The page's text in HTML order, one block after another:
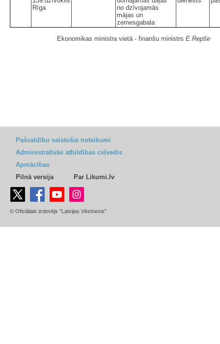
Rīga
no dzīvojamās
mājas un
zemesgabala
Ekonomikas ministra vietā - finanšu ministrs E.Repše
Pašvaldību saistošie noteikumi
Administratīvās atbildības ceļvedis
Apmācības
Pilnā versija
Par Likumi.lv
© Oficiālais izdevējs "Latvijas Vēstnesis"